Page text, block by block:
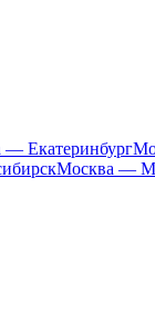
— Екатеринбург
Москва —